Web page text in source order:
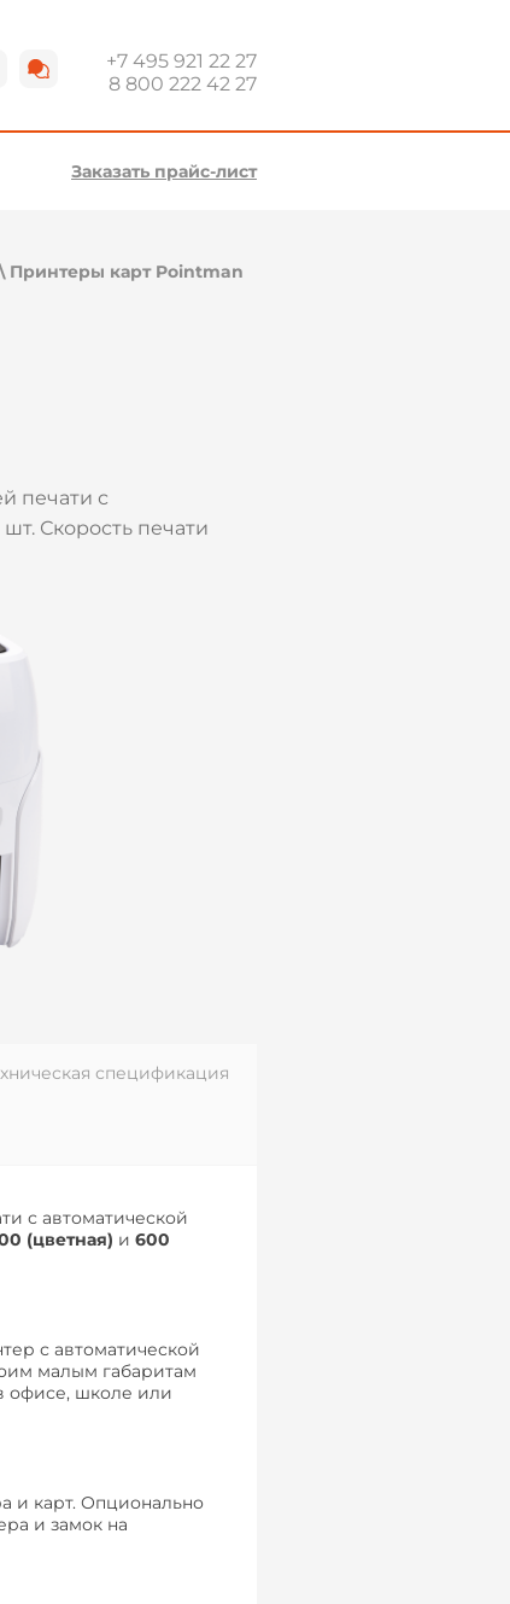
+7 495 921 22 27
8 800 222 42 27
Заказать прайс-лист
Принтеры карт Pointman
печати с
Скорость печати
спецификация
с автоматической
(цветная) и 600
с автоматической
малым габаритам
офисе, школе или
и карт. Опционально
и замок на